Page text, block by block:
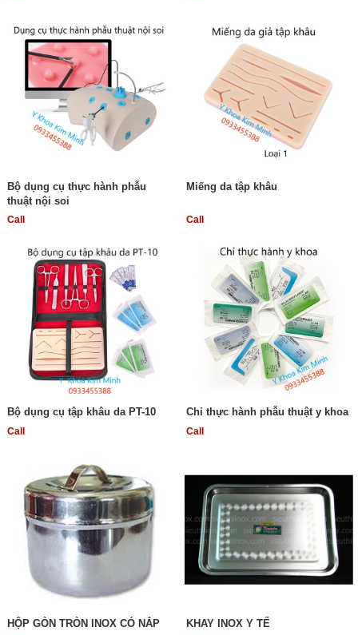
Bộ dụng cụ thực hành phẫu
thuật nội soi
Call
Miếng da tập khâu
Call
Bộ dụng cụ tập khâu da PT-10
Call
Chỉ thực hành phẫu thuật y khoa
Call
HỘP GÒN TRÒN INOX CÓ NẮP KHAY INOX Y TẾ